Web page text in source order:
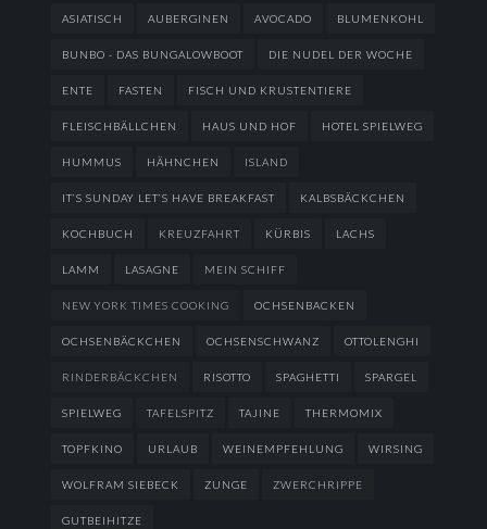
ASIATISCH AUBERGINEN AVOCADO BLUMENKOHL
BUNBO - DAS BUNGALOWBOOT DIE NUDEL DER WOCHE
ENTE FASTEN FISCH UND KRUSTENTIERE
FLEISCHBÄLLCHEN HAUS UND HOF HOTEL SPIELWEG
HUMMUS HÄHNCHEN ISLAND
IT’S SUNDAY LET’S HAVE BREAKFAST KALBSBÄCKCHEN
KOCHBUCH KREUZFAHRT KÜRBIS LACHS
LAMM LASAGNE MEIN SCHIFF
NEW YORK TIMES COOKING OCHSENBACKEN
OCHSENBÄCKCHEN OCHSENSCHWANZ OTTOLENGHI
RINDERBÄCKCHEN RISOTTO SPAGHETTI SPARGEL
SPIELWEG TAFELSPITZ TAJINE THERMOMIX
TOPFKINO URLAUB WEINEMPFEHLUNG WIRSING
WOLFRAM SIEBECK ZUNGE ZWERCHRIPPE
GUTBEIHITZE